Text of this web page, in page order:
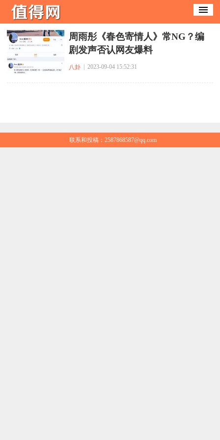
​周雨彤《春色寄情人》常NG？编
剧发声否认网友爆料
八卦 | 2023-09-04 15:52:31
联系和投稿：2587868587@qq.com